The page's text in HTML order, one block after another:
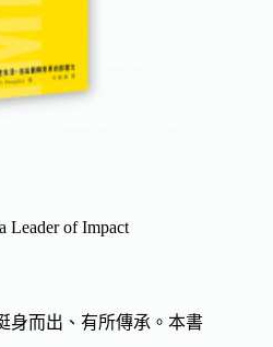
Leader of Impact
身而出、有所傳承。本書